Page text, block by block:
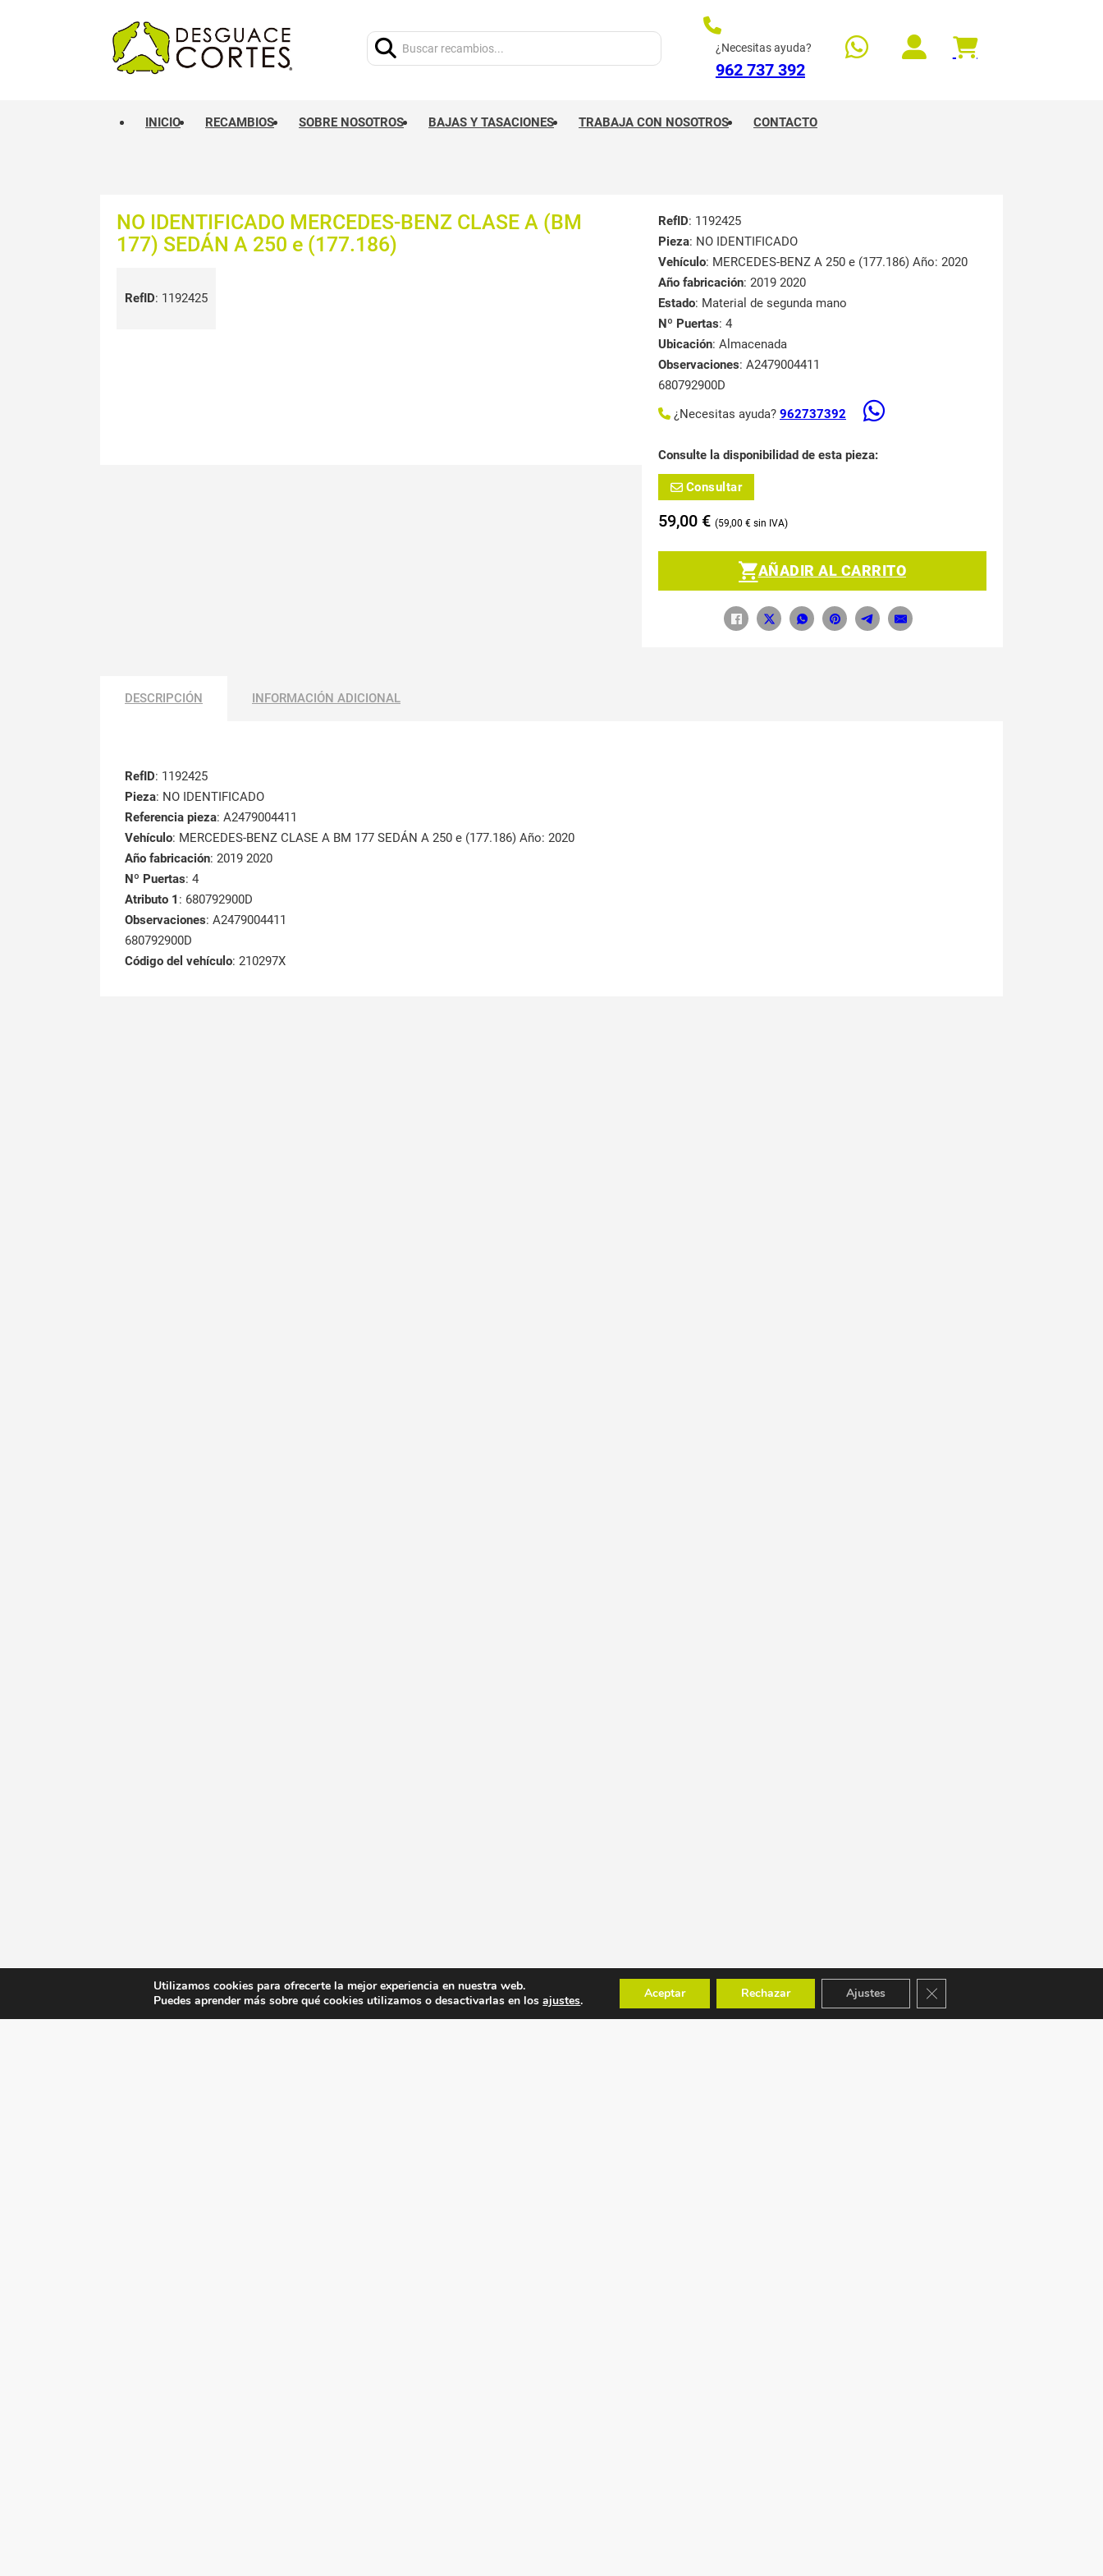
¿Necesitas ayuda?
962 737 392
INICIO RECAMBIOS SOBRE NOSOTROS BAJAS Y TASACIONES TRABAJA CON NOSOTROS CONTACTO
NO IDENTIFICADO MERCEDES-BENZ CLASE A (BM
177) SEDÁN A 250 e (177.186)
RefID: 1192425
RefID: 1192425
Pieza: NO IDENTIFICADO
Vehículo: MERCEDES-BENZ A 250 e (177.186) Año: 2020
Año fabricación: 2019 2020
Estado: Material de segunda mano
Nº Puertas: 4
Ubicación: Almacenada
Observaciones: A2479004411
680792900D
¿Necesitas ayuda? 962737392
Consulte la disponibilidad de esta pieza:
Consultar
59,00 € 59,00 €
AÑADIR AL CARRITO
DESCRIPCIÓN INFORMACIÓN ADICIONAL
RefID: 1192425
Pieza: NO IDENTIFICADO
Referencia pieza: A2479004411
Vehículo: MERCEDES-BENZ CLASE A BM 177 SEDÁN A 250 e (177.186) Año: 2020
Año fabricación: 2019 2020
Nº Puertas: 4
Atributo 1 : 680792900D
Observaciones: A2479004411
680792900D
Código del vehículo: 210297X
Utilizamos cookies para ofrecerte la mejor experiencia en nuestra web.
Puedes aprender más sobre qué cookies utilizamos o desactivarlas en losajustes. Aceptar Rechazar Ajustes Cerrar el banner de cookies RGPD